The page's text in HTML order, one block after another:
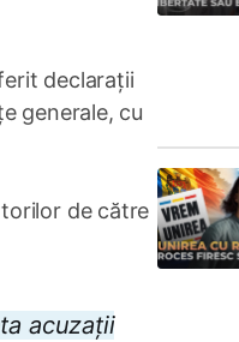
declarații
generale, cu
de către
acuzații